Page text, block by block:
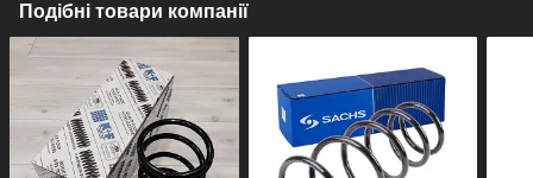
Подібні товари компанії